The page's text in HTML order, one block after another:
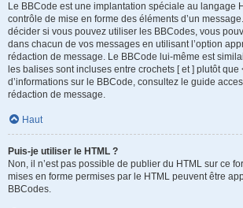
Le BBCode est une implantation spéciale au langage
contrôle de mise en forme des éléments d’un
décider si vous pouvez utiliser les BBCodes, vous
dans chacun de vos messages en utilisant l’option
rédaction de message. Le BBCode lui-même est
les balises sont incluses entre crochets [ et ] plutôt que
d’informations sur le BBCode, consultez le guide
rédaction de message.
Haut
Puis-je utiliser le HTML ?
Non, il n’est pas possible de publier du HTML sur ce
mises en forme permises par le HTML peuvent être
BBCodes.